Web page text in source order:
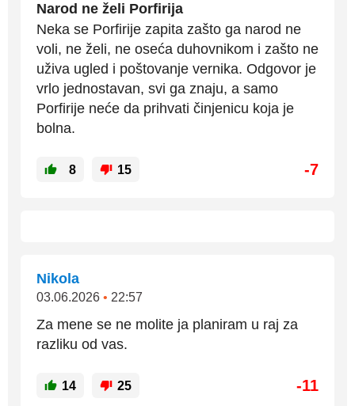
Narod ne želi Porfirija
Neka se Porfirije zapita zašto ga narod ne
voli, ne želi, ne oseća duhovnikom i zašto ne
uživa ugled i poštovanje vernika. Odgovor je
vrlo jednostavan, svi ga znaju, a samo
Porfirije neće da prihvati činjenicu koja je
bolna.
8 15 -7
Nikola
03.06.2026 • 22:57
Za mene se ne molite ja planiram u raj za
razliku od vas.
14 25 -11